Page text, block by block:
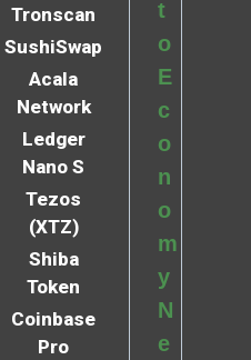
Tronscan
SushiSwap
Acala
Network
Ledger
Nano S
Tezos
(XTZ)
Shiba
Token
Coinbase
Pro
t
o
E
c
o
n
o
m
y
N
e